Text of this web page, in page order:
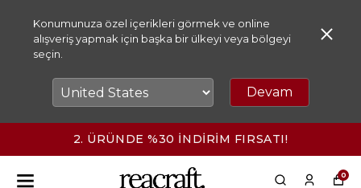
Konumunuza özel içerikleri görmek ve online
alışveriş yapmak için başka bir ülkeyi veya bölgeyi
seçin.
Devam
2. ÜRÜNDE %30 İNDİRİM FIRSATI!
0